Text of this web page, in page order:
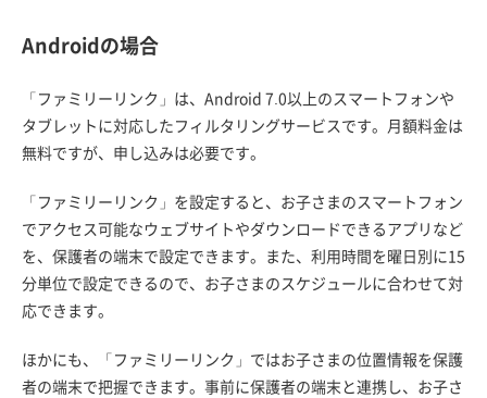
Androidの場合
「ファミリーリンク」は、Android 7.0以上のスマートフォンや
タブレットに対応したフィルタリングサービスです。月額料金は
無料ですが、申し込みは必要です。
「ファミリーリンク」を設定すると、お子さまのスマートフォン
でアクセス可能なウェブサイトやダウンロードできるアプリなど
を、保護者の端末で設定できます。また、利用時間を曜日別に15
分単位で設定できるので、お子さまのスケジュールに合わせて対
応できます。
ほかにも、「ファミリーリンク」ではお子さまの位置情報を保護
者の端末で把握できます。事前に保護者の端末と連携し、お子さ